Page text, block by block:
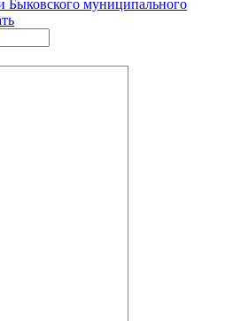
Быковского муниципального